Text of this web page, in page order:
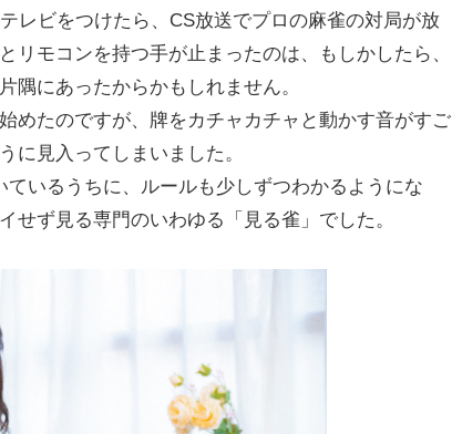
レビをつけたら、CS放送でプロの麻雀の対局が放
リモコンを持つ手が止まったのは、もしかしたら、
隅にあったからかもしれません。
めたのですが、牌をカチャカチャと動かす音がすご
に見入ってしまいました。
いるうちに、ルールも少しずつわかるようにな
せず見る専門のいわゆる「見る雀」でした。